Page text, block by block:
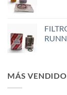
MÁS